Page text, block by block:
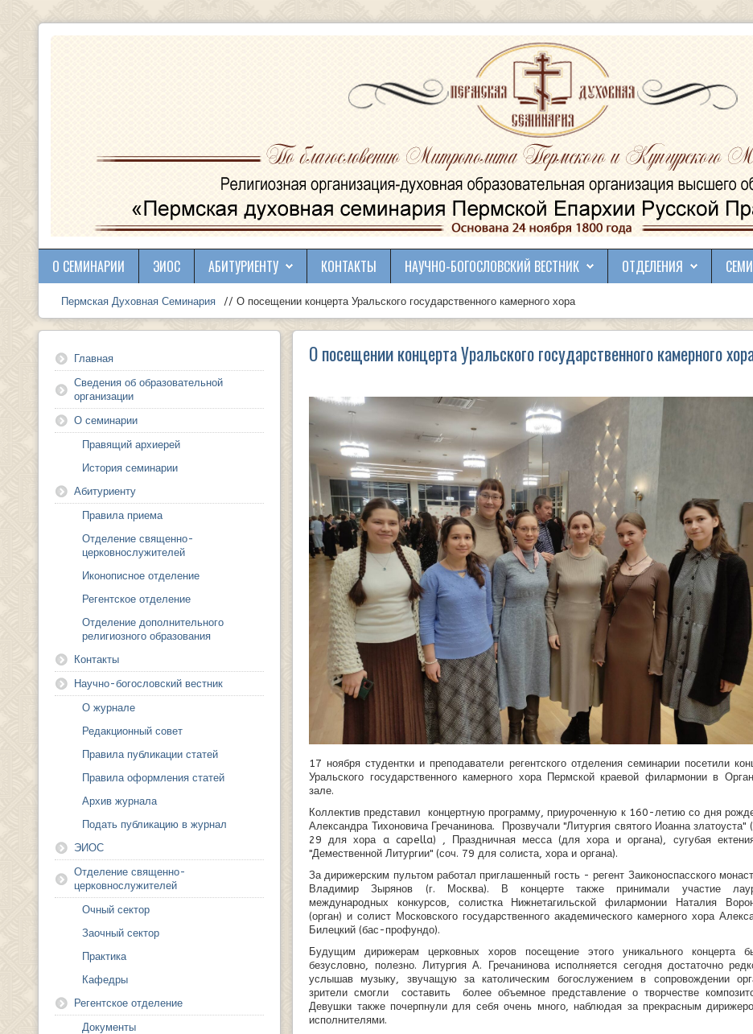
О СЕМИНАРИИ ЭИОС АБИТУРИЕНТУ КОНТАКТЫ НАУЧНО-БОГОСЛОВСКИЙ ВЕСТНИК ОТДЕЛЕНИЯ
Пермская Духовная Семинария // О посещении концерта Уральского государственного камерного хора
О посещении концерта Уральского государственного камерного
17 ноября студентки и преподаватели регентского отделения семинарии посетили
Уральского государственного камерного хора Пермской краевой филармонии в
зале.
Коллектив представил концертную программу, приуроченную к 160-летию со дня
Александра Тихоновича Гречанинова. Прозвучали "Литургия святого Иоанна златоуста"
29 для хора a capella) , Праздничная месса (для хора и органа), сугубая
"Демественной Литургии" (соч. 79 для солиста, хора и органа).
За дирижерским пультом работал приглашенный гость - регент Заиконоспасского
Владимир Зырянов (г. Москва). В концерте также принимали участие
международных конкурсов, солистка Нижнетагильской филармонии Наталия
(орган) и солист Московского государственного академического камерного хора
Билецкий (бас-профундо).
Будущим дирижерам церковных хоров посещение этого уникального концерта
безусловно, полезно. Литургия А. Гречанинова исполняется сегодня достаточно
услышав музыку, звучащую за католическим богослужением в сопровождении
зрители смогли составить более объемное представление о творчестве
Девушки также почерпнули для себя очень много, наблюдая за прекрасным
исполнителями.
Главная
Сведения об образовательной
организации
О семинарии
Правящий архиерей
История семинарии
Абитуриенту
Правила приема
Отделение священно-
церковнослужителей
Иконописное отделение
Регентское отделение
Отделение дополнительного
религиозного образования
Контакты
Научно-богословский вестник
О журнале
Редакционный совет
Правила публикации статей
Правила оформления статей
Архив журнала
Подать публикацию в журнал
ЭИОС
Отделение священно-
церковнослужителей
Очный сектор
Заочный сектор
Практика
Кафедры
Регентское отделение
Документы